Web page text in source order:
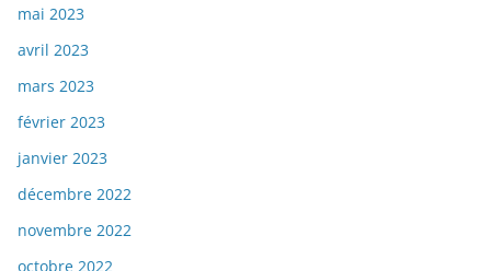
mai 2023
avril 2023
mars 2023
février 2023
janvier 2023
décembre 2022
novembre 2022
octobre 2022